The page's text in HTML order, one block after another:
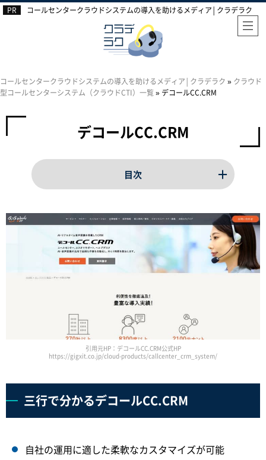
コールセンタークラウドシステムの導入を助けるメディア│クラデラク
コールセンタークラウドシステムの導入を助けるメディア│クラデラク » クラウド
型コールセンターシステム（クラウドCTI）一覧» デコールCC.CRM
デコールCC.CRM
引用元HP：デコールCC.CRM公式HP
https://gigxit.co.jp/cloud-products/callcenter_crm_system/
三行で分かるデコールCC.CRM
自社の運用に適した柔軟なカスタマイズが可能